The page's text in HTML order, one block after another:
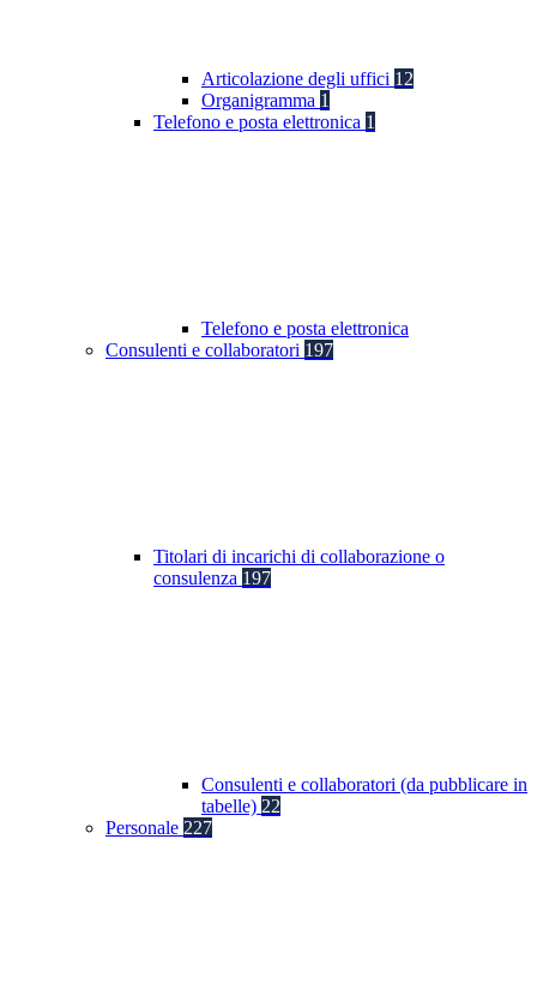
Articolazione degli uffici 12
Organigramma 1
Telefono e posta elettronica 1
Telefono e posta elettronica
Consulenti e collaboratori 197
Titolari di incarichi di collaborazione o
consulenza 197
Consulenti e collaboratori (da pubblicare in
tabelle) 22
Personale 227